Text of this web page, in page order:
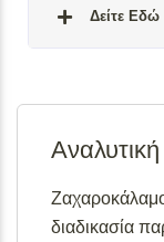
Δείτε Εδώ
Διαθέσιμο
ημερομηνία
Σε απόθεμα
διαδικασία